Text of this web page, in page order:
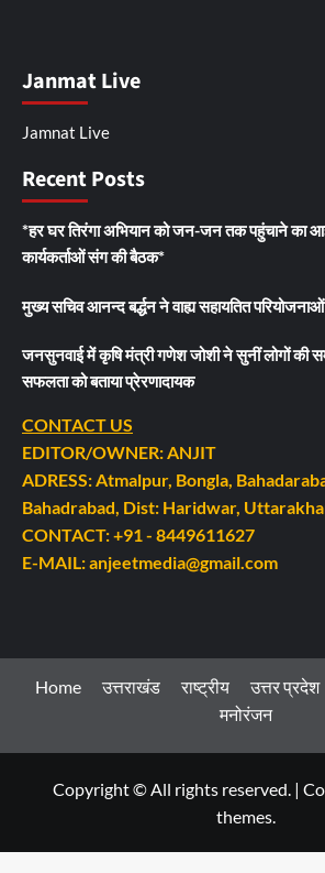
Janmat Live
Jamnat Live
Recent Posts
*हर घर तिरंगा अभियान को जन-जन तक पहुंचाने का
कार्यकर्ताओं संग की बैठक*
मुख्य सचिव आनन्द बर्द्धन ने वाह्य सहायतित परियोजनाओं
जनसुनवाई में कृषि मंत्री गणेश जोशी ने सुनीं लोगों की
सफलता को बताया प्रेरणादायक
CONTACT US
EDITOR/OWNER: ANJIT
ADRESS: Atmalpur, Bongla,
Bahadrabad, Dist: Haridwar,
CONTACT: +91 - 8449611627
E-MAIL: anjeetmedia@gmail.com
Home उत्तराखंड राष्ट्रीय उत्तर प्रदेश
मनोरंजन
Copyright © All rights reserved. |
themes.